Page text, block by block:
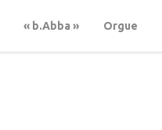
« b.Abba » Orgue